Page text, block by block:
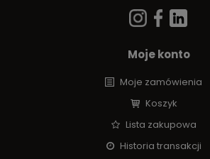
Moje konto
Moje zamówienia
Koszyk
Lista zakupowa
Historia transakcji